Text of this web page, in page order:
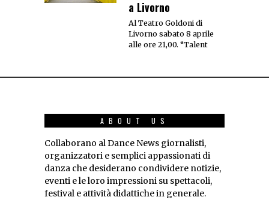
a Livorno
Al Teatro Goldoni di
Livorno sabato 8 aprile
alle ore 21,00. “Talent
ABOUT US
Collaborano al Dance News giornalisti,
organizzatori e semplici appassionati di
danza che desiderano condividere notizie,
eventi e le loro impressioni su spettacoli,
festival e attività didattiche in generale.